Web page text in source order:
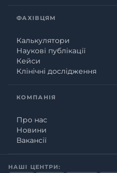
ФАХІВЦЯМ
Калькулятори
Наукові публікації
Кейси
Клінічні дослідження
КОМПАНІЯ
Про нас
Новини
Вакансії
НАШІ ЦЕНТРИ: